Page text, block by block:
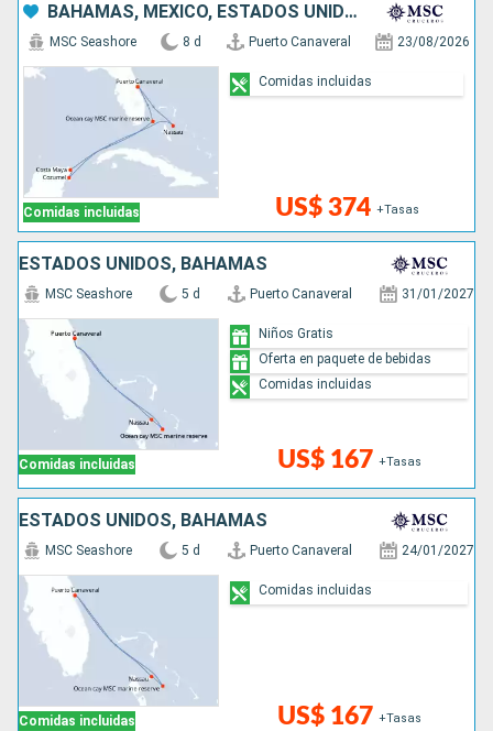
BAHAMAS, MÉXICO, ESTADOS UNIDOS
Comidas incluidas
MSC Seashore 8 d Puerto Canaveral 23/08/2026
US$ 374 +Tasas
Comidas incluidas
ESTADOS UNIDOS, BAHAMAS
Comidas incluidas
MSC Seashore 5 d Puerto Canaveral 31/01/2027
US$ 167 +Tasas
Niños Gratis
Oferta en paquete de bebidas
Comidas incluidas
ESTADOS UNIDOS, BAHAMAS
Comidas incluidas
MSC Seashore 5 d Puerto Canaveral 24/01/2027
US$ 167 +Tasas
Comidas incluidas